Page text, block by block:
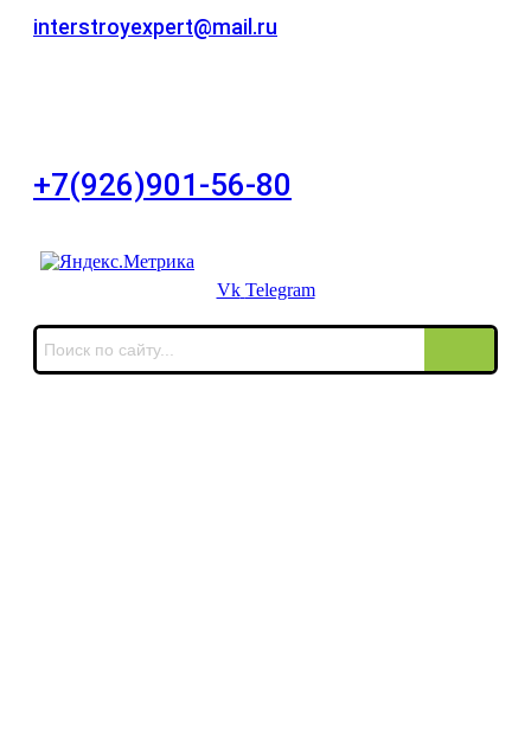
interstroyexpert@mail.ru
+7(926)901-56-80
Vk Telegram